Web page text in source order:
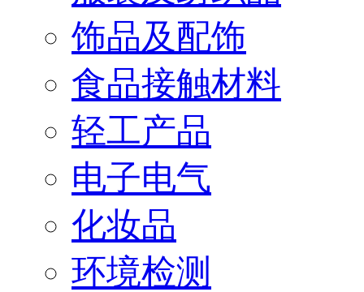
饰品及配饰
食品接触材料
轻工产品
电子电气
化妆品
环境检测